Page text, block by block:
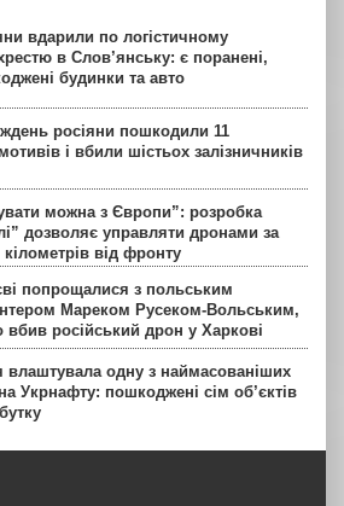
вдарили по логістичному
в Слов’янську: є поранені,
будинки та авто
росіяни пошкодили 11
і вбили шістьох залізничників
можна з Європи”: розробка
дозволяє управляти дронами за
кілометрів від фронту
попрощалися з польським
Мареком Русеком-Вольським,
вбив російський дрон у Харкові
влаштувала одну з наймасованіших
Укрнафту: пошкоджені сім об’єктів